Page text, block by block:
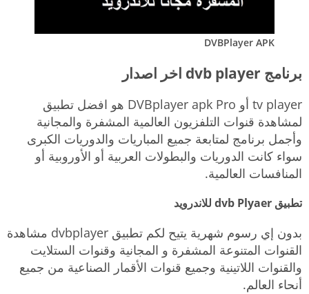
DVBPlayer APK
برنامج dvb player اخر اصدار
tv player أو DVBplayer apk Pro هو افضل تطبيق
لمشاهدة قنوات التلفزيون العالمية المشفرة والمجانية
وأجمل برنامج لمتابعة جميع المباريات والدوريات الكبرى
سواء كانت الدوريات والبطولات العربية أو الأوروبية أو
المنافسات العالمية.
تطبيق dvb Plyaer للاندرويد
بدون إي رسوم شهرية يتيح لكم تطبيق dvbplayer مشاهدة
القنوات المتنوعة المشفرة و المجانية وقنوات الستلايت
والقنوات اللاتينية وجميع قنوات الأقمار الصناعية من جميع
أنحاء العالم.